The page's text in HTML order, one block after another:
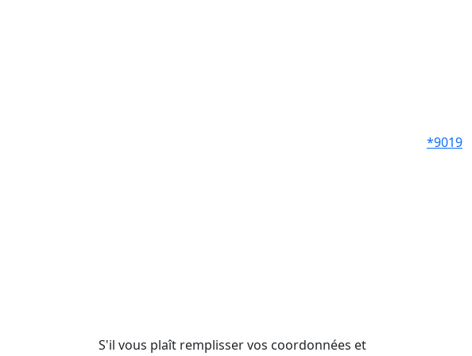
*9019
S'il vous plaît remplisser vos coordonnées et